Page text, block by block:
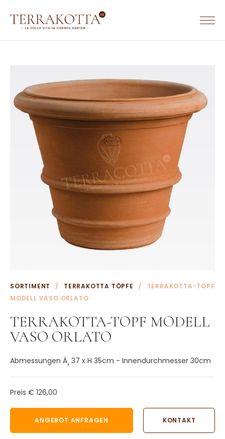
TERRACOTTA WERKGEBIEDEN & WEBSITES
TERRACOTTA.BE
SORTIMENT
Terrakotta Töpfe
Terrakotta Krüge
Eckige Terrakotta Töpfe
Rechteckige Terrakotta Töpfe
Ovale Terrakotta Töpfe
Untersetzer aus Terrakotta
Wandreliefs aus Terrakotta
Tierfiguren aus Terrakotta
Säulen aus Terrakotta
Weitere Terrakotta Töpfe
Wasserornamente aus Terrakotta
Weitere Terrakotta Produkte
KONTAKT
SORTIMENT / TERRAKOTTA TÖPFE /
TERRAKOTTA-TOPF
MODELL VASO ORLATO
TERRAKOTTA-TOPF MODELL
VASO ORLATO
Abmessungen Á¸ 37 x H 35cm - Innendurchmesser 30cm
Preis € 126,00
ANGEBOT ANFRAGEN KONTAKT